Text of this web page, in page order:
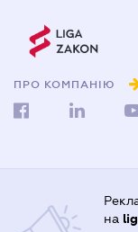
ПРО КОМПАНІЮ
на